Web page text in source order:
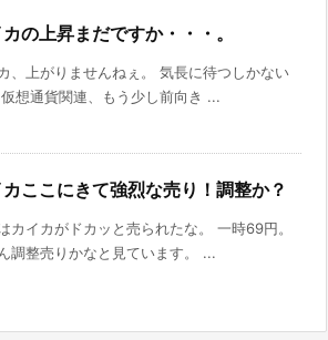
の上昇まだですか・・・。
、上がりませんねぇ。 気長に待つしかない
想通貨関連、もう少し前向き ...
ここにきて強烈な売り！調整か？
カイカがドカッと売られたな。 一時69円。
調整売りかなと見ています。 ...